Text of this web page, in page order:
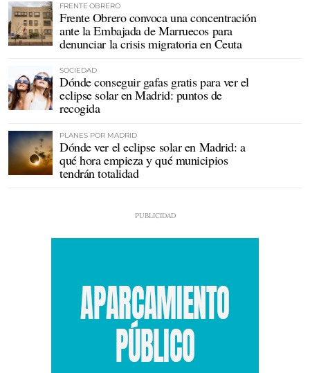
FRENTE OBRERO
Frente Obrero convoca una concentración
ante la Embajada de Marruecos para
denunciar la crisis migratoria en Ceuta
SOCIEDAD
Dónde conseguir gafas gratis para ver el
eclipse solar en Madrid: puntos de
recogida
PLANES POR MADRID
Dónde ver el eclipse solar en Madrid: a
qué hora empieza y qué municipios
tendrán totalidad